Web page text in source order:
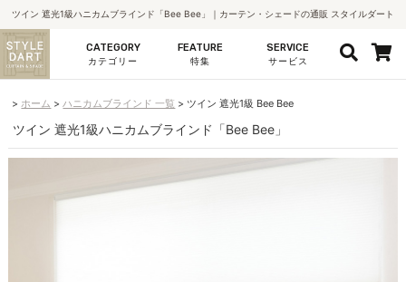
ツイン 遮光1級ハニカムブラインド「Bee Bee」｜カーテン・シェードの通販 スタイルダート
CATEGORY
カテゴリー
FEATURE
特集
SERVICE
サービス
ホーム ハニカムブラインド 一覧 ツイン 遮光1級 Bee Bee
ツイン 遮光1級ハニカムブラインド「Bee Bee」